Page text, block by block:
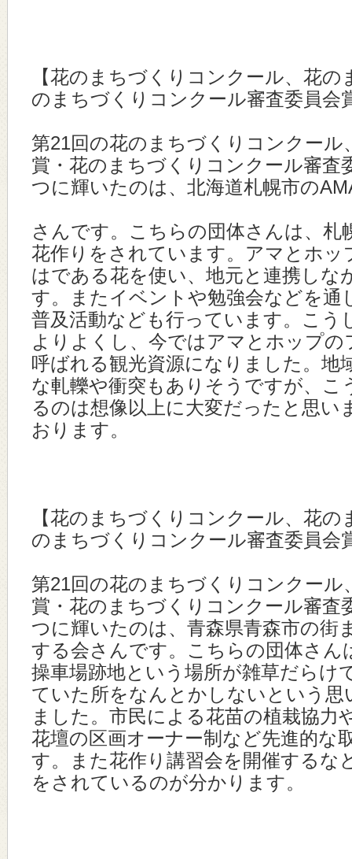
【花のまちづくりコンクール、花
のまちづくりコンクール審査委員会
第21回の花のまちづくりコンクール
賞・花のまちづくりコンクール審査
つに輝いたのは、北海道札幌市の
さんです。こちらの団体さんは、札
花作りをされています。アマとホッ
はである花を使い、地元と連携しな
す。またイベントや勉強会などを通
普及活動なども行っています。こう
よりよくし、今ではアマとホップ
呼ばれる観光資源になりました。地
な軋轢や衝突もありそうですが、こ
るのは想像以上に大変だったと思い
おります。
【花のまちづくりコンクール、花
のまちづくりコンクール審査委員会
第21回の花のまちづくりコンクール
賞・花のまちづくりコンクール審査
つに輝いたのは、青森県青森市の街
する会さんです。こちらの団体さん
操車場跡地という場所が雑草だらけ
ていた所をなんとかしないという思
ました。市民による花苗の植栽協力
花壇の区画オーナー制など先進的な
す。また花作り講習会を開催するな
をされているのが分かります。